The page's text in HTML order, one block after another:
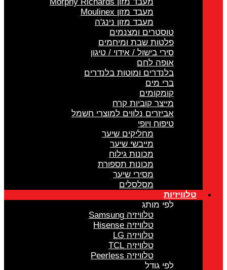
מעבד מזון Moulinex
מעבד מזון נינג'ה
טוסטרים ומצנמים
פלטות שבת ומיחמים
סירי בישול / אידוי / טיגון
אופה לחם
בלנדרים ומוטות בלנדרים
ברי מים
קומקומים
מייצר קוביות קרח
אביזרים נלווים למוצרי חשמל
טיפוח ויופי
מחליקים שיער
מייבשי שיער
מכונות גילוח
מכונות תספורת
מסירי שיער
מסלסלים
טלוויזיות
לפי מותג
טלוויזיה Samsung
טלוויזיה Hisense
טלוויזיה LG
טלוויזיה TCL
טלוויזיה Peerless
לפי גודל